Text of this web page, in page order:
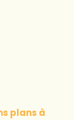
plans à